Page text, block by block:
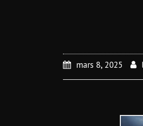
mars 8, 2025